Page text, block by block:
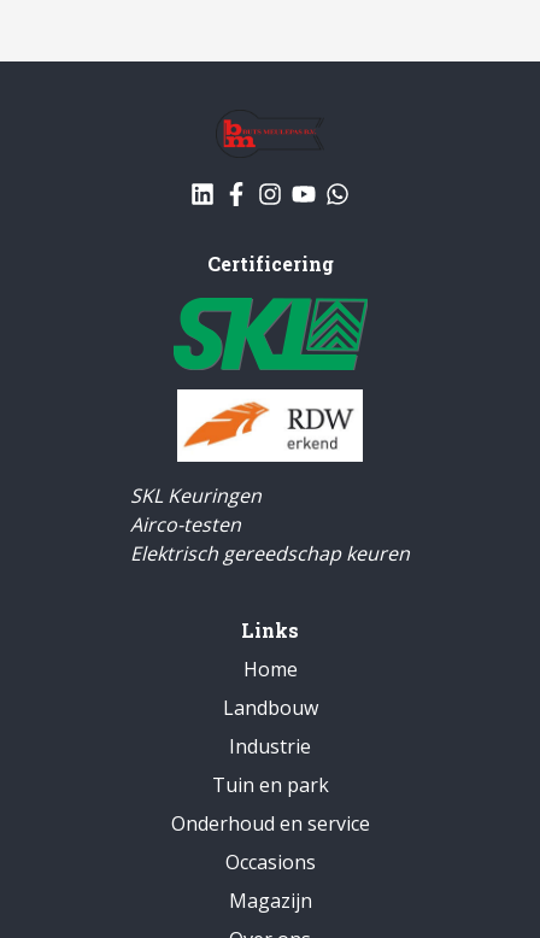
Certificering
SKL Keuringen
Airco-testen
Elektrisch gereedschap keuren
Links
Home
Landbouw
Industrie
Tuin en park
Onderhoud en service
Occasions
Magazijn